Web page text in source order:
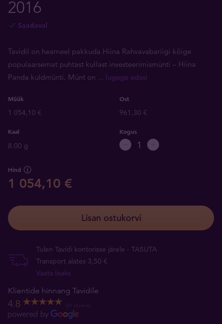
2016
Saadaval
Tavidil on heameel pakkuda Hiina Rahvavabariigi kõige
populaarsemat puhtast kullast investeerimismünti – Hiina
Panda kuldmünti. Münt on ... lugege edasi
Müük Ost
1 054,10 € 961,30 €
Kaal
8.00 g
Kogus
Hind
1 054,10 €
Lisan ostukorvi
Tulen Tavidi kontorisse järele - TASUTA
Transport alates 3,50 €
Vaata lisaks
Klientide hinnang Tavidile
4.8